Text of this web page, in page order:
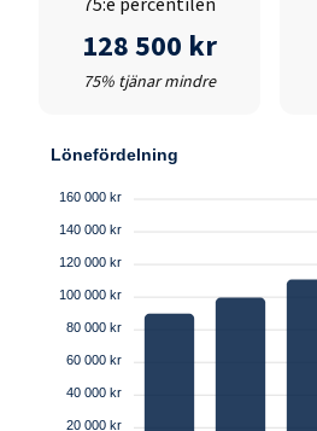
128 500 kr
75% tjänar mindre
Lönefördelning
160 000 kr
140 000 kr
120 000 kr
100 000 kr
80 000 kr
60 000 kr
40 000 kr
20 000 kr